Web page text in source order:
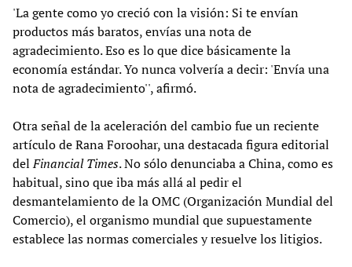
'La gente como yo creció con la visión: Si te envían
productos más baratos, envías una nota de
agradecimiento. Eso es lo que dice básicamente la
economía estándar. Yo nunca volvería a decir: 'Envía una
nota de agradecimiento'', afirmó.
Otra señal de la aceleración del cambio fue un reciente
artículo de Rana Foroohar, una destacada figura editorial
delFinancial Times. No sólo denunciaba a China, como es
habitual, sino que iba más allá al pedir el
desmantelamiento de la OMC (Organización Mundial del
Comercio), el organismo mundial que supuestamente
establece las normas comerciales y resuelve los litigios.